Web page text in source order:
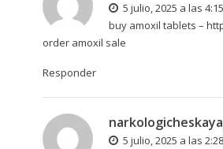
5 julio, 2025 a las
buy amoxil tablets –
order amoxil sale
Responder
5 julio, 2025 a las